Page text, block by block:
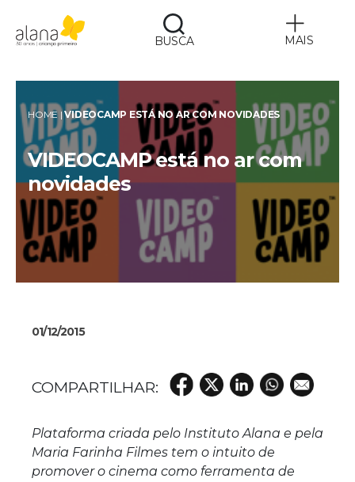
BUSCA MAIS
HOME |VIDEOCAMP ESTÁ NO AR COM NOVIDADES
VIDEOCAMP está no ar com
novidades
01/12/2015
Plataforma criada pelo Instituto Alana e pela
Maria Farinha Filmes tem o intuito de
promover o cinema como ferramenta de